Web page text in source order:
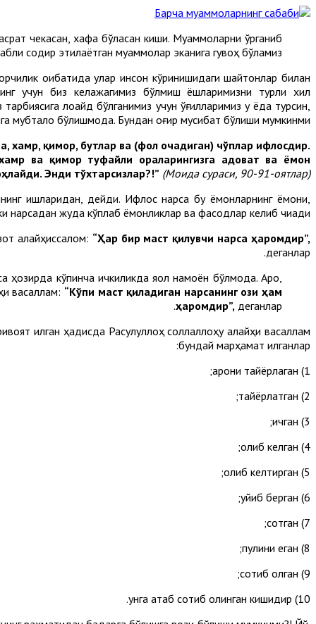
чекасан, хафа бўласан киши. Муаммоларни ўрганиб
содир этилаётган муаммолар эканига гувоҳ бўламиз.
оқибатида улар инсон кўринишидаги шайтонлар билан
учун биз келажагимиз бўлмиш ёшларимизни турли хил
лоқайд бўлганимиз учун ўғилларимиз у ёқда турсин,
мубтало бўлишмоқда. Бундан оғир мусибат бўлиши мумкинми?!
хамр, қимор, бутлар ва (фол очадиган) чўплар ифлосдир.
ва қимор туфайли ораларингизга адоват ва ёмон
Энди тўхтарсизлар?!” (Моида сураси, 90-91-оятлар).
ишларидан, дейди. Ифлос нарса бу ёмонларнинг ёмони,
нарсадан жуда кўплаб ёмонликлар ва фасодлар келиб чиқади.
алайҳиссалом: “Ҳар бир маст қилувчи нарса ҳаромдир”,
деганлар.
кўпинча ичкиликда яққол намоён бўлмоқда. Ароқ,
васаллам: “Кўпи маст қиладиган нарсанинг ози ҳам
ҳаромдир”, деганлар.
қилган ҳадисда Расулуллоҳ соллаллоҳу алайҳи васаллам
бундай марҳамат қилганлар:
1) ароқни тайёрлаган;
2) тайёрлатган;
3) ичган;
4) олиб келган;
5) олиб келтирган;
6) қуйиб берган;
7) сотган;
8) пулини еган;
9) сотиб олган;
10) унга атаб сотиб олинган кишидир.